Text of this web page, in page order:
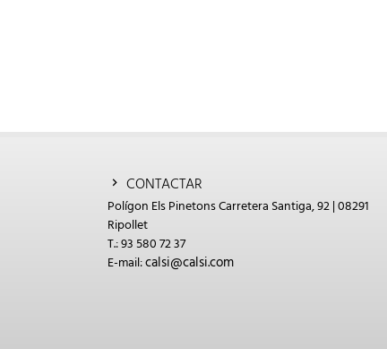
CONTACTAR
Polígon Els Pinetons Carretera Santiga, 92 | 08291
Ripollet
T.: 93 580 72 37
E-mail:calsi@calsi.com